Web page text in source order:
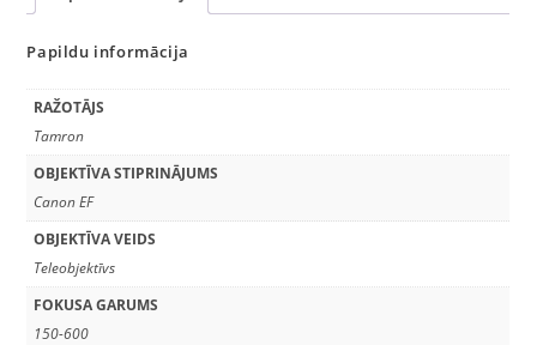
Papildu informācija
RAŽOTĀJS
Tamron
OBJEKTĪVA STIPRINĀJUMS
Canon EF
OBJEKTĪVA VEIDS
Teleobjektīvs
FOKUSA GARUMS
150-600